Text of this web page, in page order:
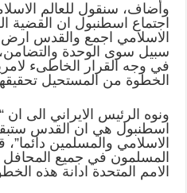
وأضاف، سنقول للعالم
اجتماع اسطنبول ان القضية
الاسلامي اجمع والقدس ارض
سبيل سوى الوحدة
في وجه القرار الخاطىء
الخطوة من المستحيل
ونوه الرئيس الايراني الى ان
اسطنبول هي ان القدس
الاسلامي والمسلمين دائما”،
المسلمون في جميع المحافل
الامم المتحدة ادانة هذه